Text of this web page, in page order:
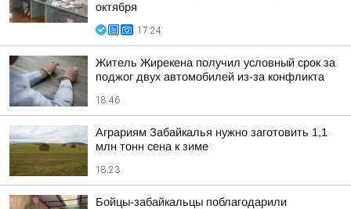
октября
17:24
Житель Жирекена получил условный срок за
поджог двух автомобилей из-за конфликта
18:46
Аграриям Забайкалья нужно заготовить 1,1
млн тонн сена к зиме
18:23
Бойцы-забайкальцы поблагодарили